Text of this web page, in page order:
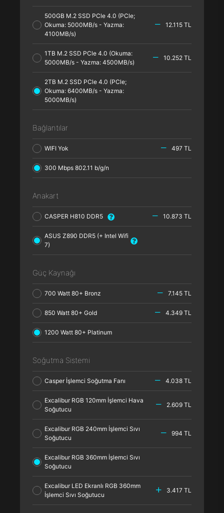
500GB M.2 SSD PCle 4.0 (PCle;
Okuma: 5000MB/s - Yazma:
4100MB/s)
12.115 TL
1TB M.2 SSD PCle 4.0 (Okuma:
5000MB/s - Yazma: 4500MB/s)
10.252 TL
2TB M.2 SSD PCle 4.0 (PCle;
Okuma: 6400MB/s - Yazma:
5000MB/s)
Bağlantılar
WIFI Yok 497 TL
300 Mbps 802.11 b/g/n
Anakart
CASPER H810 DDR5 10.873 TL
ASUS Z890 DDR5 (+ Intel Wifi
7)
Güç Kaynağı
700 Watt 80+ Bronz 7.145 TL
850 Watt 80+ Gold 4.349 TL
1200 Watt 80+ Platinum
Soğutma Sistemi
Casper İşlemci Soğutma Fanı 4.038 TL
Excalibur RGB 120mm İşlemci Hava
Soğutucu
2.609 TL
Excalibur RGB 240mm İşlemci Sıvı
Soğutucu
994 TL
Excalibur RGB 360mm İşlemci Sıvı
Soğutucu
Excalibur LED Ekranlı RGB 360mm
İşlemci Sıvı Soğutucu
3.417 TL